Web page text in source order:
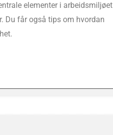
elementer i arbeidsmiljøet
Du får også tips om hvordan